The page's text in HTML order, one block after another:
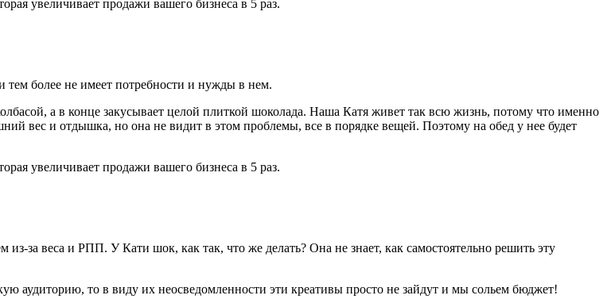
более не имеет потребности и нужды в нем.
а в конце закусывает целой плиткой шоколада. Наша Катя живет так всю жизнь, потому что именно
вес и отдышка, но она не видит в этом проблемы, все в порядке вещей. Поэтому на обед у нее будет
за веса и РПП. У Кати шок, как так, что же делать? Она не знает, как самостоятельно решить эту
аудиторию, то в виду их неосведомленности эти креативы просто не зайдут и мы сольем бюджет!